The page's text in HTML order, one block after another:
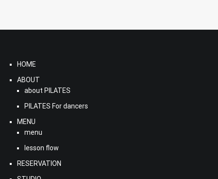
HOME
ABOUT
about PILATES
PILATES For dancers
MENU
menu
lesson flow
RESERVATION